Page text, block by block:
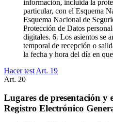
información, incluida la
particular, con el Esquema
Esquema Nacional de
Protección de Datos
digitales. 6. Los asientos se
temporal de recepción o
la fecha y hora del día en
Hacer test Art. 19
Art. 20
Lugares de presentación y
Registro Electrónico